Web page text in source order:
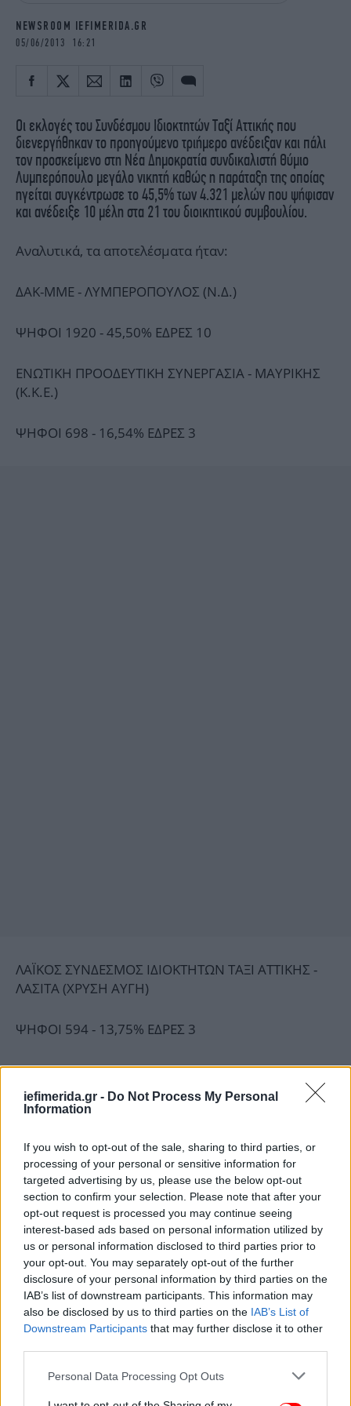
iefimerida.gr - Do Not Process My Personal
Information
If you wish to opt-out of the sale, sharing to third parties, or
processing of your personal or sensitive information for
targeted advertising by us, please use the below opt-out
section to confirm your selection. Please note that after your
opt-out request is processed you may continue seeing
interest-based ads based on personal information utilized by
us or personal information disclosed to third parties prior to
your opt-out. You may separately opt-out of the further
disclosure of your personal information by third parties on the
IAB’s list of downstream participants. This information may
also be disclosed by us to third parties on the IAB’s List of
Downstream Participants that may further disclose it to other
Please note that this website/app uses one or more Google
Personal Data Processing Opt Outs
OSCARS
NEWSROOM IEFIMERIDA.GR
05/06/2013 16:21
Οι εκλογές του Συνδέσμου Ιδιοκτητών Ταξί Αττικής που
διενεργήθηκαν το προηγούμενο τριήμερο ανέδειξαν και πάλι
τον προσκείμενο στη Νέα Δημοκρατία συνδικαλιστή Θύμιο
Λυμπερόπουλο μεγάλο νικητή καθώς η παράταξη της οποίας
ηγείται συγκέντρωσε το 45,5% των 4.321 μελών που ψήφισαν
και ανέδειξε 10 μέλη στα 21 του διοικητικού συμβουλίου.
Αναλυτικά, τα αποτελέσματα ήταν:
ΔΑΚ-ΜΜΕ - ΛΥΜΠΕΡΟΠΟΥΛΟΣ (Ν.Δ.)
ΨΗΦΟΙ 1920 - 45,50% ΕΔΡΕΣ 10
ΕΝΩΤΙΚΗ ΠΡΟΟΔΕΥΤΙΚΗ ΣΥΝΕΡΓΑΣΙΑ - ΜΑΥΡΙΚΗΣ
(Κ.Κ.Ε.)
ΨΗΦΟΙ 698 - 16,54% ΕΔΡΕΣ 3
ΛΑΪΚΟΣ ΣΥΝΔΕΣΜΟΣ ΙΔΙΟΚΤΗΤΩΝ ΤΑΞΙ ΑΤΤΙΚΗΣ -
ΛΑΣΙΤΑ (ΧΡΥΣΗ ΑΥΓΗ)
ΨΗΦΟΙ 594 - 13,75% ΕΔΡΕΣ 3
ΕΝΙΑΙΑ ΚΙΝΗΣΗ ΤΑΞΙ - ΔΗΜΟΣ (ΠΑ.ΣΟ.Κ.)
ΨΗΦΟΙ 525 - 12,44% ΕΔΡΕΣ 3
ΕΝΙΑΙΟ ΕΝΩΤΙΚΟ - ΑΛΛΗΛΕΓΓΥΗ - ΚΡΕΜΜΥΔΑΣ
(ΣΥΡΙΖΑ)
ΨΗΦΟΙ 298 7,06% ΕΔΡΕΣ 1
ΑΝΕΞΑΡΤΗΤΗ ΚΙΝΗΣΗ ΑΥΤΟΚΙΝΗΤΙΣΤΩΝ ΑΤΤΙΚΗΣ -
ΑΝΑΤΡΟΠΗ (ΑΝΕΞΑΡΤΗΤΟΙ)
ΨΗΦΟΙ 206 - 4,18% ΕΔΡΕΣ 1
Φωτογραφία αρχείου: Eurokinissi